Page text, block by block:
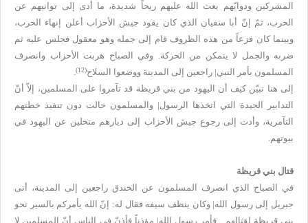
المشركين ودوابّهم بعث الله عليهم ريحاً شديدة، ما أدى إلى توانيهم عن
الحرب، ثمّ إنّ أبا سفيان الذي كان يقود جيش الأحزاب أعلن إنهاء الحرب،
وبينما كان فزعاً من هذه الظروف قام إلى جمله وهو معقول فجلس عليه ثم
ضربه والجمل لا يتمكن من الحركة. وفي الصباح هربت الأحزاب وانصرف
المسلمون بأمر النبي| راجعين إلى المدينة ووضعوا السلاح(12)
.
إلى هنا تبيّن كيف أن اليهود من بني قريظة قد تآمروا على المسلمين، إلاّ أنّ
التدابير الجيدة التي اتخذها الرسول| والمسلمون حالت دون تنفيذ خطتهم
التآمرية، وأدت إلى رجوع جيش الأحزاب إلى ديارهم متخلين عن اليهود في
بيوتهم.
قتال بني قريظة
في الصباح الذي انصرف المسلمون عن الخندق راجعين إلى المدينة، أتى
جبريل إلى رسول الله| وكان ينظف سيفه فقال له: إنّ الله يأمركم بالسير نحو
بني قريظة لقتالهم . فأمر رسول الله| مؤذناً فأذنّ في الناس أنّ المسلمين لا